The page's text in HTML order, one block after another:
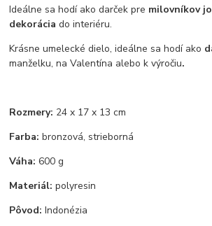
Ideálne sa hodí ako darček pre milovníkov
dekorácia do interiéru.
Krásne umelecké dielo, ideálne sa hodí ako
manželku, na Valentína alebo k výročiu.
Rozmery: 24 x 17 x 13 cm
Farba: bronzová, strieborná
Váha: 600 g
Materiál: polyresin
Pôvod: Indonézia